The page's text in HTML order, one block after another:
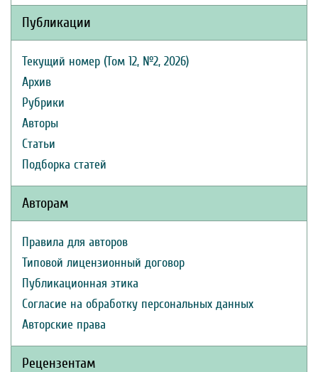
Публикации
Текущий номер (Том 12, №2, 2026)
Архив
Рубрики
Авторы
Статьи
Подборка статей
Авторам
Правила для авторов
Типовой лицензионный договор
Публикационная этика
Согласие на обработку персональных данных
Авторские права
Рецензентам